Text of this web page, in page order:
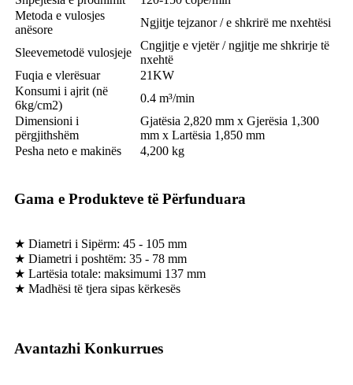
Metoda e vulosjes
anësore
Ngjitje tejzanor / e shkrirë me nxehtësi
Sleevemetodë vulosjeje
Cngjitje e vjetër / ngjitje me shkrirje të
nxehtë
Fuqia e vlerësuar
21KW
Konsumi i ajrit (në
6kg/cm2)
0.4 m³/min
Dimensioni i
përgjithshëm
Gjatësia 2,820 mm x Gjerësia 1,300
mm x Lartësia 1,850 mm
Pesha neto e makinës
4,200 kg
Gama e Produkteve të Përfunduara
★ Diametri i Sipërm: 45 - 105 mm
★ Diametri i poshtëm: 35 - 78 mm
★ Lartësia totale: maksimumi 137 mm
★ Madhësi të tjera sipas kërkesës
Avantazhi Konkurrues